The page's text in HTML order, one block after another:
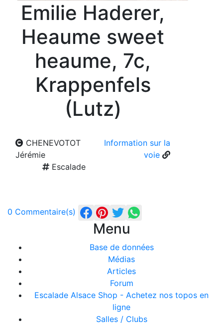
Emilie Haderer,
Heaume sweet
heaume, 7c,
Krappenfels
(Lutz)
CHENEVOTOT
Jérémie
Information sur la
voie
Escalade
0 Commentaire(s)
Menu
Base de données
Médias
Articles
Forum
Escalade Alsace Shop - Achetez nos topos en
ligne
Salles / Clubs